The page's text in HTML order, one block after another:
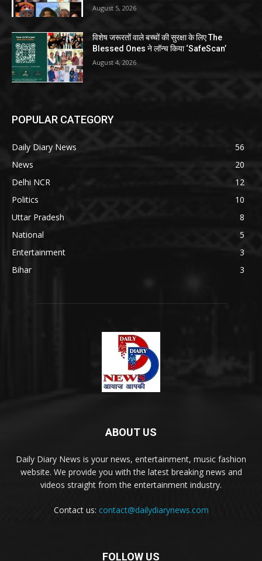
August 5, 2026
विशेष जरूरतों वाले बच्चों की सुरक्षा के लिए The
Blessed Ones ने लॉन्च किया ‘SafeScan’
August 4, 2026
POPULAR CATEGORY
Daily Diary News
56
News
20
Delhi NCR
12
Politics
10
Uttar Pradesh
8
National
5
Entertainment
3
Bihar
3
ABOUT US
Daily Diary News is your news, entertainment, music fashion
website. We provide you with the latest breaking news and
videos straight from the entertainment industry.
Contact us: contact@dailydiarynews.com
FOLLOW US